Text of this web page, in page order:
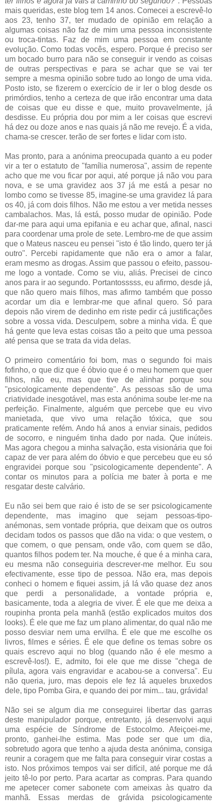
mais queridas, este blog tem 14 anos. Comecei a escrevê-lo
aos 23, tenho 37, ter mudado de opinião em relação a
algumas coisas não faz de mim uma pessoa inconsistente
ou troca-tintas. Faz de mim uma pessoa em constante
evolução. Como todas vocês, espero. Porque é preciso ser
um bocado burro para não se conseguir ir vendo as coisas
de outras perspectivas e para se achar que se vai ter
sempre a mesma opinião sobre tudo ao longo de uma vida.
Posto isto, se fizerem o exercício de ir ler o blog desde os
primórdios, tenho a certeza de que irão encontrar uma data
de coisas que eu disse e que, muito provavelmente, já
desdisse. Eu própria dou por mim a ler coisas que escrevi
há dez ou doze anos e nas quais já não me revejo. É a vida,
chama-se crescer. terão de ser fortes e lidar com isto.
Mas pronto, para a anónima preocupada quanto a eu poder
vir a ter o estatuto de "família numerosa", assim de repente
acho que me vou ficar por aqui, até porque já não vou para
nova, e se uma gravidez aos 37 já me está a pesar no
lombo como se tivesse 85, imagine-se uma gravidez lá para
os 40, já com dois filhos. Não me estou a ver metida nesses
cambalachos. Mas, lá está, posso mudar de opinião. Pode
dar-me para aqui uma epifania e eu achar que, afinal, nasci
para coordenar uma prole de sete. Lembro-me de que assim
que o Mateus nasceu eu pensei "isto é tão lindo, quero ter já
outro". Percebi rapidamente que não era o amor a falar,
eram mesmo as drogas. Assim que passou o efeito, passou-
me logo a vontade. Como se viu, aliás. Precisei de cinco
anos para ir ao segundo. Portantosssss, eu afirmo, desde já,
que não quero mais filhos, mas afirmo também que posso
acordar um dia e lembrar-me que afinal quero. Só para
depois não virem de dedinho em riste pedir cá justificações
sobre a vossa vida. Desculpem, sobre a minha vida. É que
há gente que leva estas coisas tão a peito que uma pessoa
até pensa que se trata da vida delas.
O primeiro comentário foi bom, mas o segundo foi mais
fofinho, o que diz que é óbvio que é o meu homem que quer
filhos, não eu, mas que tive de alinhar porque sou
"psicologicamente dependente". As pessoas são de uma
criatividade inesgotável, mas esta anónima soube ler-me na
perfeição. Finalmente, alguém que percebe que eu vivo
manietada, que vivo uma relação tóxica, que sou
praticamente refém. Ando há anos a enviar sinais, pedidos
de socorro, e ninguém tinha dado por nada. Que inúteis.
Mas agora chegou a minha salvação, esta visionária que foi
capaz de ver para além do óbvio e que percebeu que eu só
engravidei porque sou "psicologicamente dependente". A
contar os minutos para a polícia me bater à porta e me
resgatar deste calvário.
Eu não sei bem que raio é isto de se ser psicologicamente
dependente, mas imagino que sejam pessoas-tipo-
anémonas, sem vontade própria, que deixam que os outros
decidam todos os passos que dão na vida: o que vestem, o
que comem, o que pensam, onde vão, com quem se dão,
quantos filhos podem ter. Na mouche, é que é a minha cara,
eu mesma não conseguiria descrever-me melhor. Eu sou
efectivamente, esse tipo de pessoa. Não era, mas depois
conheci o homem e fiquei assim, já lá vão quase dez anos
que perdi a personalidade, a vontade própria e,
basicamente, toda a alegria de viver. É ele que me deixa a
roupinha pronta pela manhã (estão explicados muitos dos
looks). É ele que me faz um plano alimentar, do qual não me
posso desviar nem uma ervilha. É ele que me escolhe os
livros, filmes e séries. É ele que define os temas sobre os
quais escrevo aqui no blog (quando não é ele mesmo a
escrevê-los!). E, admito, foi ele que me disse "chega de
pílula, agora vais engravidar e acabou-se a conversa". Eu
não queria, juro, mas depois ele fez lá aqueles bruxedos
dele, tipo Pomba Gira, e quando dei por mim... tau, grávida!
Não sei se algum dia me conseguirei libertar das garras
deste manipulador porque, entretanto, já desenvolvi aqui
uma espécie de Síndrome de Estocolmo. Afeiçoei-me,
pronto, ganhei-lhe estima. Mas pode ser que um dia,
sobretudo agora que tenho a ajuda desta anónima, consiga
reunir a coragem que me falta para conseguir virar costas a
isto. Nos próximos tempos vai ser difícil, até porque me dá
jeito tê-lo por perto. Para acartar as compras. Para quando
me apetecer comer sabonete com ameixas às quatro da
manhã. Essas merdas de grávida psicologicamente